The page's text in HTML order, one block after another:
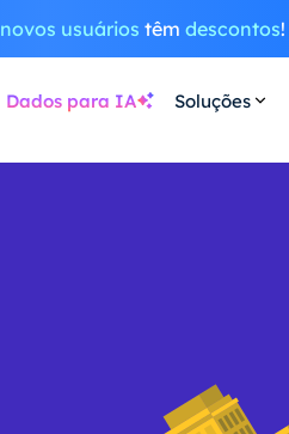
novos usuários têm descontos!
Dados para IA Soluções